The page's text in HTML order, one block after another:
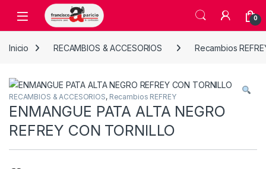
Skip to navigation
Skip to content
Open 0
Inicio RECAMBIOS & ACCESORIOS Recambios
RECAMBIOS & ACCESORIOS, Recambios REFREY
ENMANGUE PATA ALTA NEGRO
REFREY CON TORNILLO